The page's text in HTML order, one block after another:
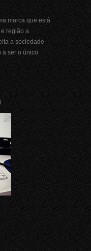
marca que está
região a
a sociedade
a ser o único